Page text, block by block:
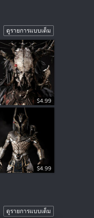
ดูรายการแบบเต็ม
$4.99
$4.99
$9.99
$9.99
$4.99
$4.99
$4.99
ดูรายการแบบเต็ม